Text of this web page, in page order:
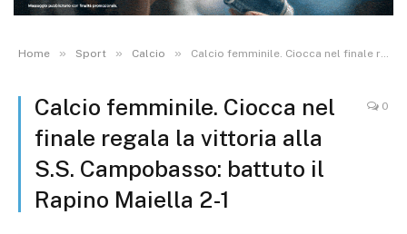
Home » Sport » Calcio » Calcio femminile. Ciocca nel finale regala la vittoria alla S.S. Campobasso: battuto il Rapino Maiella 2-1
Calcio femminile. Ciocca nel
finale regala la vittoria alla
S.S. Campobasso: battuto il
Rapino Maiella 2-1
0